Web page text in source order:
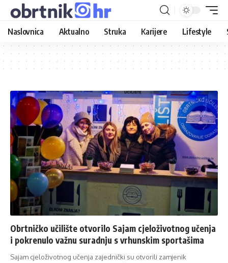
Naslovnica Aktualno Struka Karijere Lifestyle
Obrtničko učilište otvorilo Sajam cjeloživotnog učenja
i pokrenulo važnu suradnju s vrhunskim sportašima
Sajam cjeloživotnog učenja zajednički su otvorili zamjenik